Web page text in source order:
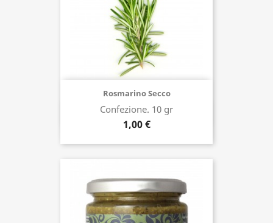
Rosmarino Secco
Confezione. 10 gr
1,00 €
Acquista ora